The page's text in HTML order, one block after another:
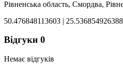
Рівненська область, Смордва,
50.476848113603 |
Відгуки 0
Немає відгуків